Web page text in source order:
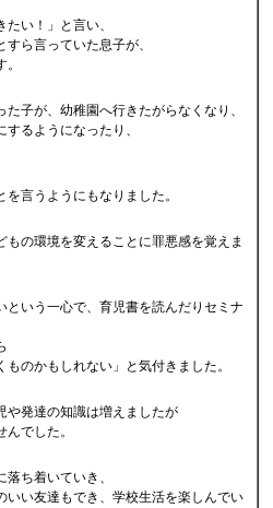
い！」と言い、
ら言っていた息子が、
子が、幼稚園へ行きたがらなくなり、
るようになったり、
を言うようにもなりました。
の環境を変えることに罪悪感を覚えま
という一心で、育児書を読んだりセミナ
ものかもしれない」と気付きました。
や発達の知識は増えましたが
でした。
ち着いていき、
いい友達もでき、学校生活を楽しんでい